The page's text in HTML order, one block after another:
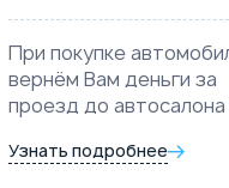
При покупке
вернём Вам деньги за
проезд до автосалона
Узнать подробнее